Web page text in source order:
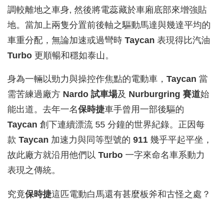
調較離地之車身, 然後將電蕊藏於車廂底部來增強貼
地。當加上兩隻分置前後軸之驅動馬達與幾達平均的
車重分配，無論加速或過彎時 Taycan 表現得比汽油
Turbo 更順暢和穩如泰山。
身為一輛以勁力與操控作焦點的電動車， Taycan 當
需苦練過廠方 Nardo 試車場及 Nurburgring 賽道始
能出道。去年一名保時捷車手曾用一部後驅的
Taycan 創下連續漂流 55 分鐘的世界紀錄。正因每
款 Taycan 加速力與同等型號的 911 幾乎平起平坐，
故此廠方就沿用他們以 Turbo 一字來命名車系動力
表現之傳統。
究竟保時捷這匹電動白馬還有甚麼板斧和古怪之處？